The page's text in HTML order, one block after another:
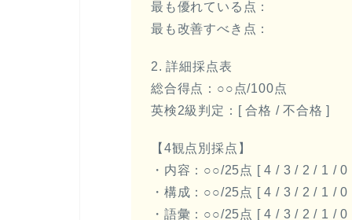
最も優れている点：
最も改善すべき点：
2. 詳細採点表
総合得点：○○点/100点
英検2級判定：[ 合格 / 不合格 ]
【4観点別採点】
・内容：○○/25点 [ 4 / 3 / 2 / 1 / 0
・構成：○○/25点 [ 4 / 3 / 2 / 1 / 0
・語彙：○○/25点 [ 4 / 3 / 2 / 1 / 0